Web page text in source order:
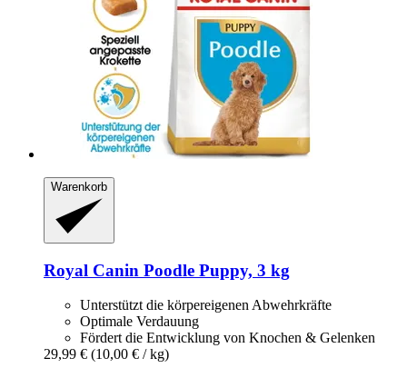
Warenkorb
Royal Canin Poodle Puppy, 3 kg
Unterstützt die körpereigenen Abwehrkräfte
Optimale Verdauung
Fördert die Entwicklung von Knochen & Gelenken
29,99 € (10,00 € / kg)